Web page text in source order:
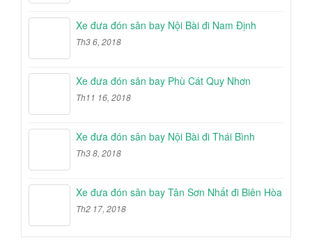
Xe đưa đón sân bay Nội Bài đi Nam Định
Th3 6, 2018
Xe đưa đón sân bay Phù Cát Quy Nhơn
Th11 16, 2018
Xe đưa đón sân bay Nội Bài đi Thái Bình
Th3 8, 2018
Xe đưa đón sân bay Tân Sơn Nhất đi Biên Hòa
Th2 17, 2018